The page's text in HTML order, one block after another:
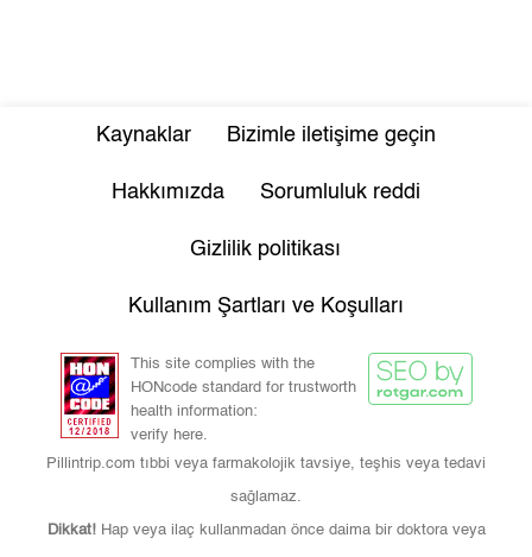
Kaynaklar Bizimle iletişime geçin
Hakkımızda Sorumluluk reddi
Gizlilik politikası
Kullanım Şartları ve Koşulları
This site complies with the
HONcode standard for trustworth
health information:
verify here.
Pillintrip.com tıbbi veya farmakolojik tavsiye, teşhis veya tedavi
sağlamaz.
Dikkat! Hap veya ilaç kullanmadan önce daima bir doktora veya